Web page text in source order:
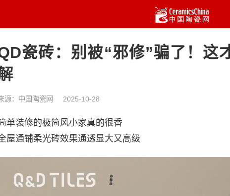
瓷砖：别被“邪修”骗了！这
源：中国陶瓷网 2025-10-28
单装修的极简风小家真的很香
屋通铺柔光砖效果通透显大又高级